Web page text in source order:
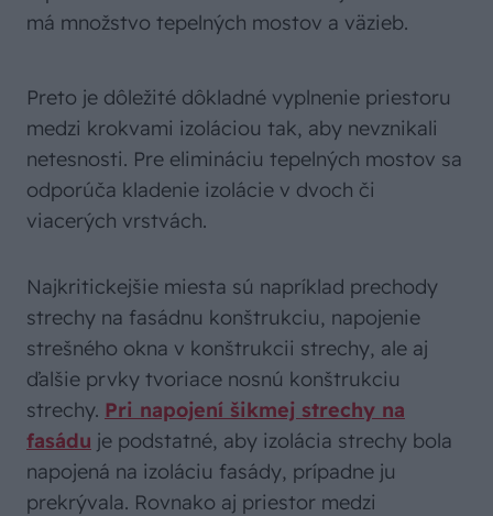
má množstvo tepelných mostov a väzieb.
Preto je dôležité dôkladné vyplnenie priestoru
medzi krokvami izoláciou tak, aby nevznikali
netesnosti. Pre elimináciu tepelných mostov sa
odporúča kladenie izolácie v dvoch či
viacerých vrstvách.
Najkritickejšie miesta sú napríklad prechody
strechy na fasádnu konštrukciu, napojenie
strešného okna v konštrukcii strechy, ale aj
ďalšie prvky tvoriace nosnú konštrukciu
strechy. Pri napojení šikmej strechy na
fasádu je podstatné, aby izolácia strechy bola
napojená na izoláciu fasády, prípadne ju
prekrývala. Rovnako aj priestor medzi